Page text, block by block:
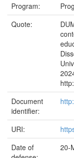
Program:
Quote:
Document
identifier:
URI:
Date of
20-